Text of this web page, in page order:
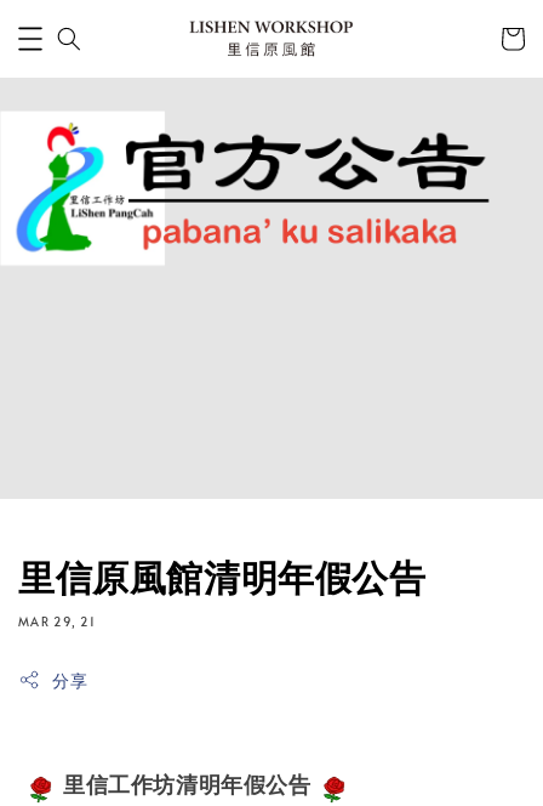
里信原風館清明年假公告
MAR 29, 21
分享
里信工作坊清明年假公告